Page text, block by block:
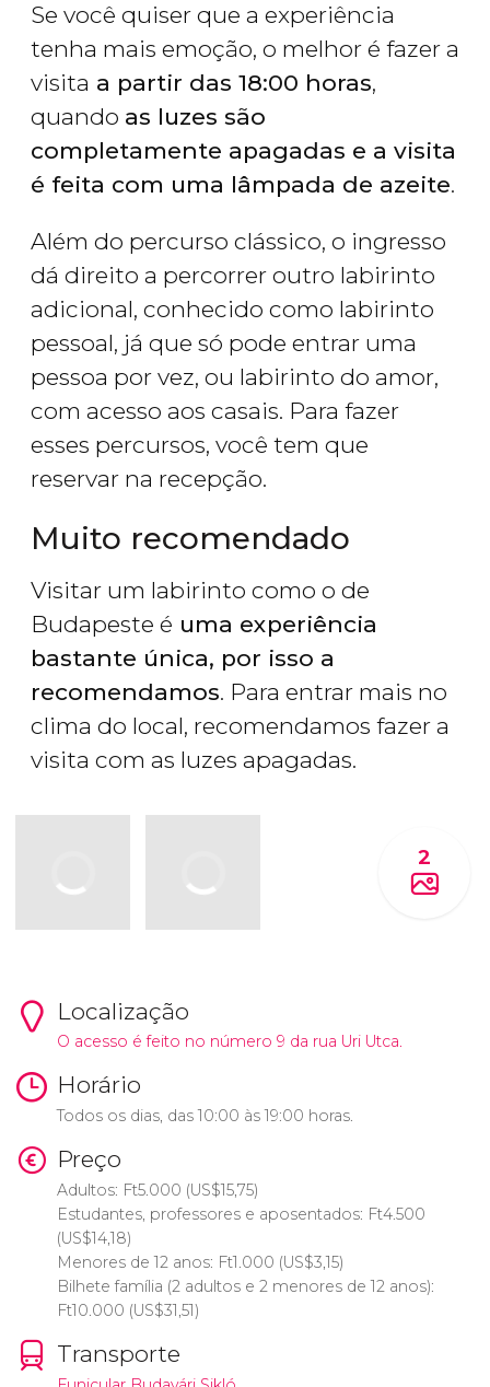
Se você quiser que a experiência
tenha mais emoção, o melhor é fazer a
visita a partir das 18:00 horas,
quando as luzes são
completamente apagadas e a visita
é feita com uma lâmpada de azeite.
Além do percurso clássico, o ingresso
dá direito a percorrer outro labirinto
adicional, conhecido como labirinto
pessoal, já que só pode entrar uma
pessoa por vez, ou labirinto do amor,
com acesso aos casais. Para fazer
esses percursos, você tem que
reservar na recepção.
Muito recomendado
Visitar um labirinto como o de
Budapeste é uma experiência
bastante única, por isso a
recomendamos. Para entrar mais no
clima do local, recomendamos fazer a
visita com as luzes apagadas.
2
Localização
O acesso é feito no número 9 da rua Uri Utca.
Horário
Todos os dias, das 10:00 às 19:00 horas.
Preço
Adultos: Ft5.000 (US$15,75)
Estudantes, professores e aposentados: Ft4.500
(US$14,18)
Menores de 12 anos: Ft1.000 (US$3,15)
Bilhete família (2 adultos e 2 menores de 12 anos):
Ft10.000 (US$31,51)
Transporte